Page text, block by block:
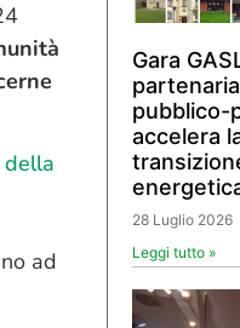
della
ad
Gara
pubblico-
accelera
28 Luglio 2026
Leggi tutto »